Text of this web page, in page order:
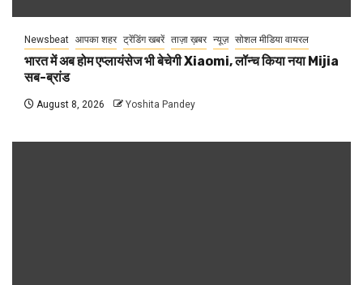
Newsbeat आपका शहर ट्रेंडिंग खबरें ताज़ा ख़बर न्यूज़ सोशल मीडिया वायरल
भारत में अब होम एप्लायंसेज भी बेचेगी Xiaomi, लॉन्च किया नया Mijia
सब-ब्रांड
August 8, 2026 Yoshita Pandey